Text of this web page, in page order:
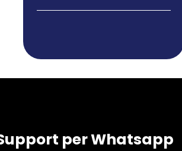
per Whatsapp